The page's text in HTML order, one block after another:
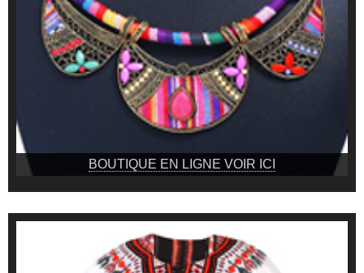
BOUTIQUE EN LIGNE VOIR ICI